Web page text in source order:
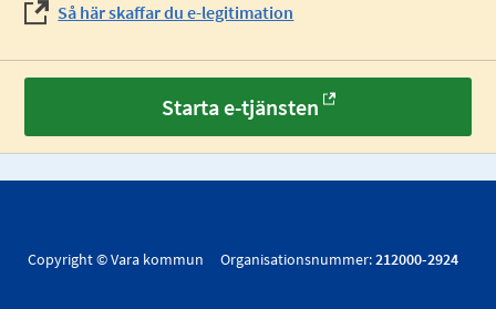
Så här skaffar du e-legitimation
Starta e-tjänsten
Copyright © Vara kommun Organisationsnummer:212000-2924